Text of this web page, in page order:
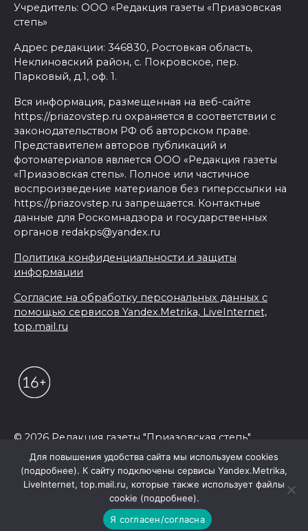
Учредитель: ООО «Редакция газеты «Приазовская
степь»
Адрес редакции: 346830, Ростовкая область,
Неклиновский район, с. Покровское, пер.
Парковый, д.1, оф. 1.
Вся информация, размещенная на веб-сайте
https://priazovstep.ru охраняется в соответствии с
законодательством РФ об авторском праве.
Представителем авторов публикаций и
фотоматериалов является ООО «Редакция газеты
«Приазовская степь». Полное или частичное
воспроизведение материалов без гиперссылки на
https://priazovstep.ru запрещается. Контактные
данные для Роскомнадзора и государственных
органов redakps@yandex.ru
Политика конфиденциальности и защиты
информации
Согласие на обработку персональных данных с
помощью сервисов Yandex.Metrika, LiveInternet,
top.mail.ru
© 2026 Редакция газеты "Приазовская степь"
Для повышения удобства сайта мы используем cookies
(подробнее). К сайту подключены сервисы Yandex.Metrika,
LiveInternet, top.mail.ru, которые также использует файлы
cookie (подробнее).
Я согласен/согласна